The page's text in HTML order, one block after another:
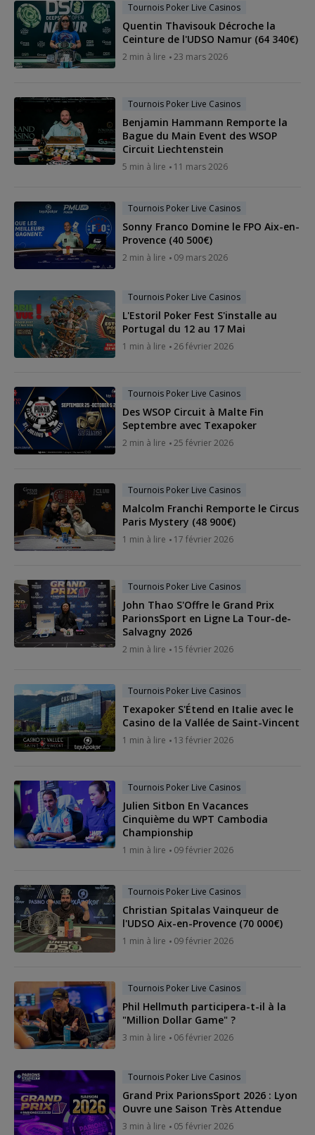
Tournois Poker Live Casinos
Quentin Thavisouk Décroche la
Ceinture de l'UDSO Namur (64 340€)
2 min à lire 23 mars 2026
Tournois Poker Live Casinos
Benjamin Hammann Remporte la
Bague du Main Event des WSOP
Circuit Liechtenstein
5 min à lire 11 mars 2026
Tournois Poker Live Casinos
Sonny Franco Domine le FPO Aix-en-
Provence (40 500€)
2 min à lire 09 mars 2026
Tournois Poker Live Casinos
L'Estoril Poker Fest S'installe au
Portugal du 12 au 17 Mai
1 min à lire 26 février 2026
Tournois Poker Live Casinos
Des WSOP Circuit à Malte Fin
Septembre avec Texapoker
2 min à lire 25 février 2026
Tournois Poker Live Casinos
Malcolm Franchi Remporte le Circus
Paris Mystery (48 900€)
1 min à lire 17 février 2026
Tournois Poker Live Casinos
John Thao S'Offre le Grand Prix
ParionsSport en Ligne La Tour-de-
Salvagny 2026
2 min à lire 15 février 2026
Tournois Poker Live Casinos
Texapoker S'Étend en Italie avec le
Casino de la Vallée de Saint-Vincent
1 min à lire 13 février 2026
Tournois Poker Live Casinos
Julien Sitbon En Vacances
Cinquième du WPT Cambodia
Championship
1 min à lire 09 février 2026
Tournois Poker Live Casinos
Christian Spitalas Vainqueur de
l'UDSO Aix-en-Provence (70 000€)
1 min à lire 09 février 2026
Tournois Poker Live Casinos
Phil Hellmuth participera-t-il à la
"Million Dollar Game" ?
3 min à lire 06 février 2026
Tournois Poker Live Casinos
Grand Prix ParionsSport 2026 : Lyon
Ouvre une Saison Très Attendue
3 min à lire 05 février 2026